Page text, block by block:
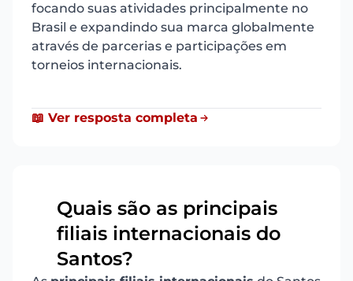
focando suas atividades principalmente no
Brasil e expandindo sua marca globalmente
através de parcerias e participações em
torneios internacionais.
📖 Ver resposta completa
Quais são as principais
filiais internacionais do
Santos?